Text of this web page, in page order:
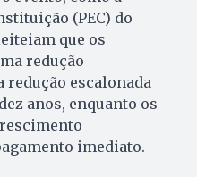
(PEC) do
que os
redução
escalonada
anos, enquanto os
imediato.